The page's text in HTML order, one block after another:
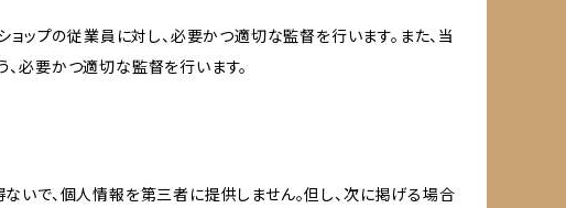
ップの従業員に対し、必要かつ適切な監督を行います。また、当
必要かつ適切な監督を行います。
いで、個人情報を第三者に提供しません。但し、次に掲げる場合